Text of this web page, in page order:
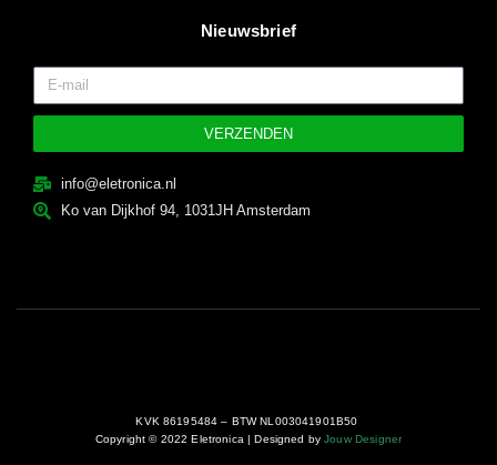
Nieuwsbrief
VERZENDEN
info@eletronica.nl
Ko van Dijkhof 94, 1031JH Amsterdam
KVK 86195484 – BTW NL003041901B50
Copyright © 2022 Eletronica | Designed byJouw Designer